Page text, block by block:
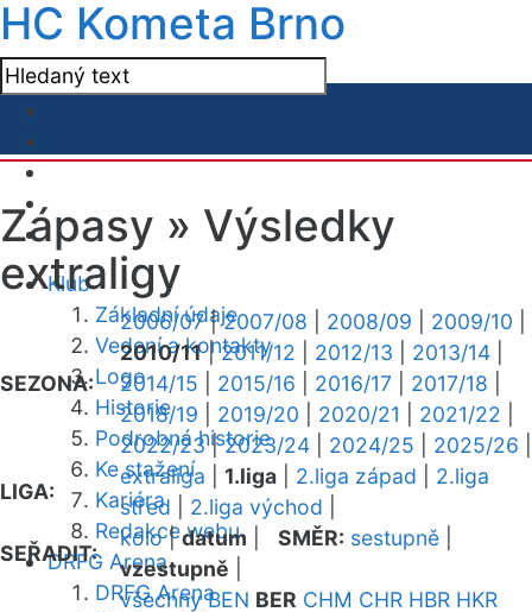
HC Kometa Brno
Klub
Základní údaje
Vedení a kontakty
Logo
Historie
Podrobná historie
Ke stažení
Kariéra
Redakce webu
DRFG Arena
DRFG Arena
Zápasy » Výsledky
extraligy
SEZONA:
2006/07|2007/08 2008/09 2009/10
2010/11|2011/12 2012/13 2013/14
2014/15
2015/16 2016/17 2017/18
2018/19
2019/20 2020/21 2021/22
2022/23|2023/24 2024/25 2025/26
LIGA:
extraliga 1.liga 2.liga západ
2.liga
střed
2.liga východ
SEŘADIT:
kolo|datum SMĚR: sestupně
vzestupně
všechny BEN BER CHM CHR HBR HKR